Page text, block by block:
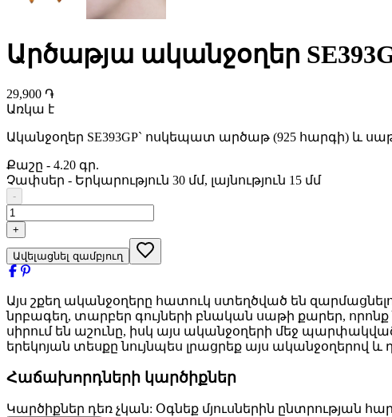
Արծաթյա ականջօղեր
29,900 ֏
Առկա է
Ականջօղեր SE393GP` ոսկեպատ արծաթ (925 հարգի) և
Քաշը - 4.20 գր.
Չափսեր - Երկարություն 30 մմ, լայնություն 15 մմ
-
+
Ավելացնել զամբյուղ
Այս շքեղ ականջօղերը հատուկ ստեղծված են
նրբագեղ, տարբեր գույների բնական սաթի քարեր,
սիրում են աշունը, իսկ այս ականջօղերի մեջ
երեկոյան տեսքը նույնպես լրացրեք այս ականջօղերով և
Հաճախորդների կարծիքներ
Կարծիքներ դեռ չկան: Օգնեք մյուսներին ընտրության